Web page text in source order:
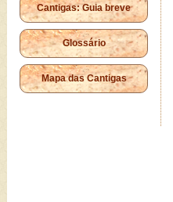
Cantigas: Guia breve
Glossário
Mapa das Cantigas